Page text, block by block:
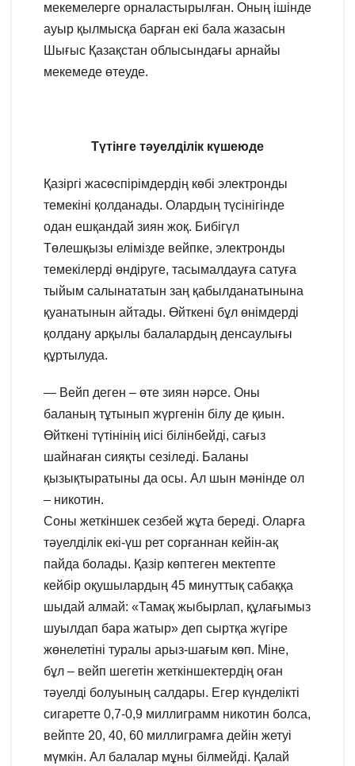
мекемелерге орналастырылған. Оның ішінде
ауыр қылмысқа барған екі бала жазасын
Шығыс Қазақстан облысындағы арнайы
мекемеде өтеуде.
Түтінге тәуелділік күшеюде
Қазіргі жасөспірімдердің көбі электронды
темекіні қолданады. Олардың түсінігінде
одан ешқандай зиян жоқ. Бибігүл
Төлешқызы елімізде вейпке, электронды
темекілерді өндіруге, тасымалдауға сатуға
тыйым салынататын заң қабылданатынына
қуанатынын айтады. Өйткені бұл өнімдерді
қолдану арқылы балалардың денсаулығы
құртылуда.
— Вейп деген – өте зиян нәрсе. Оны
баланың тұтынып жүргенін білу де қиын.
Өйткені түтінінің иісі білінбейді, сағыз
шайнаған сияқты сезіледі. Баланы
қызықтыратыны да осы. Ал шын мәнінде ол
– никотин.
Соны жеткіншек сезбей жұта береді. Оларға
тәуелділік екі-үш рет сорғаннан кейін-ақ
пайда болады. Қазір көптеген мектепте
кейбір оқушылардың 45 минуттық сабаққа
шыдай алмай: «Тамақ жыбырлап, құлағымыз
шуылдап бара жатыр» деп сыртқа жүгіре
жөнелетіні туралы арыз-шағым көп. Міне,
бұл – вейп шегетін жеткіншектердің оған
тәуелді болуының салдары. Егер күнделікті
сигаретте 0,7-0,9 миллиграмм никотин болса,
вейпте 20, 40, 60 миллиграмға дейін жетуі
мүмкін. Ал балалар мұны білмейді. Қалай